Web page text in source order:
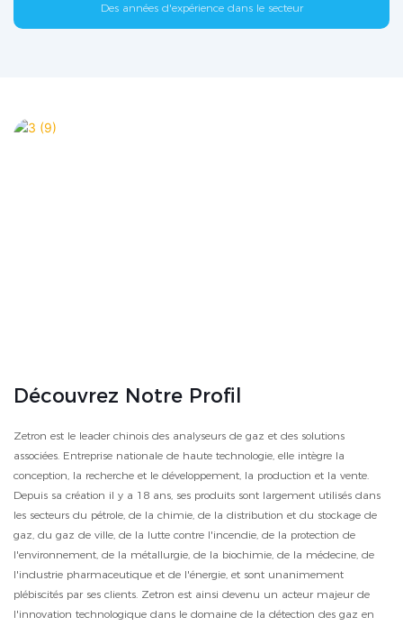
Des années d'expérience dans le secteur
Découvrez Notre Profil
Zetron est le leader chinois des analyseurs de gaz et des solutions
associées. Entreprise nationale de haute technologie, elle intègre la
conception, la recherche et le développement, la production et la vente.
Depuis sa création il y a 18 ans, ses produits sont largement utilisés dans
les secteurs du pétrole, de la chimie, de la distribution et du stockage de
gaz, du gaz de ville, de la lutte contre l'incendie, de la protection de
l'environnement, de la métallurgie, de la biochimie, de la médecine, de
l'industrie pharmaceutique et de l'énergie, et sont unanimement
plébiscités par ses clients. Zetron est ainsi devenu un acteur majeur de
l'innovation technologique dans le domaine de la détection des gaz en